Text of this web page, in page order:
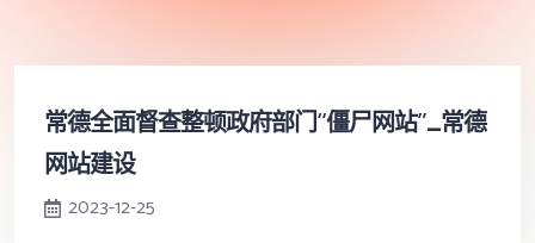
常德全面督查整顿政府部门“僵尸网站”_常德
网站建设
2023-12-25